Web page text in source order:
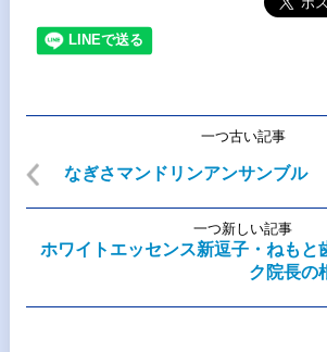
一つ古い記事
なぎさマンドリンアンサンブル
一つ新しい記事
ホワイトエッセンス新逗子・ねもと
ク院長の